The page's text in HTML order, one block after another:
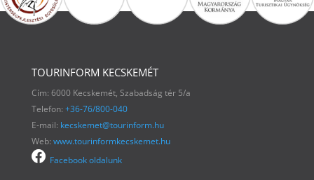
TOURINFORM KECSKEMÉT
Cím: 6000 Kecskemét, Szabadság tér 5/a
Telefon: +36-76/800-040
E-mail: kecskemet@tourinform.hu
Web: www.tourinformkecskemet.hu
Facebook oldalunk